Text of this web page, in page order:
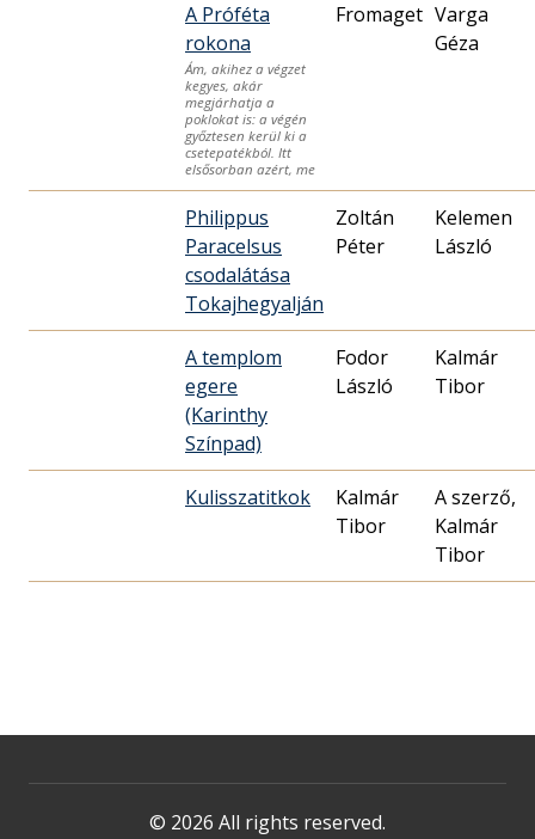
A Próféta
rokona
Ám, akihez a végzet
kegyes, akár
megjárhatja a
poklokat is: a végén
győztesen kerül ki a
csetepatékból. Itt
elsősorban azért, me
Fromaget Varga
Géza
Philippus
Paracelsus
csodalátása
Tokajhegyalján
Zoltán
Péter
Kelemen
László
A templom
egere
(Karinthy
Színpad)
Fodor
László
Kalmár
Tibor
Kulisszatitkok
Kalmár
Tibor
A szerző,
Kalmár
Tibor
© 2026 All rights reserved.